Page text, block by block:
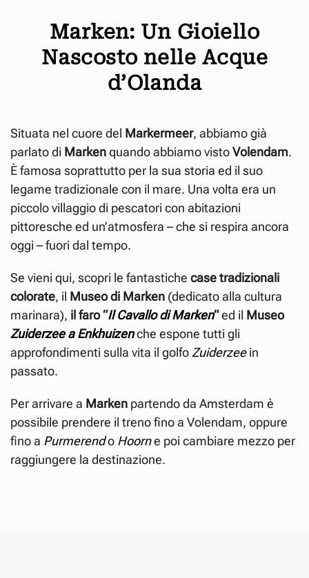
Marken: Un Gioiello
Nascosto nelle Acque
d’Olanda
Situata nel cuore del Markermeer, abbiamo già
parlato di Markenquando abbiamo vistoVolendam.
È famosa soprattutto per la sua storia ed il suo
legame tradizionale con il mare. Una volta era un
piccolo villaggio di pescatori con abitazioni
pittoresche ed un’atmosfera – che si respira ancora
oggi – fuori dal tempo.
Se vieni qui, scopri le fantastiche case tradizionali
colorate, il Museo di Marken (dedicato alla cultura
marinara), il faro “Il Cavallo di Marken“ed il Museo
Zuiderzee a Enkhuizenche espone tutti gli
approfondimenti sulla vita il golfo Zuiderzeein
passato.
Per arrivare a Marken partendo da Amsterdam è
possibile prendere il treno fino a Volendam, oppure
fino a Purmerendo Hoorne poi cambiare mezzo per
raggiungere la destinazione.